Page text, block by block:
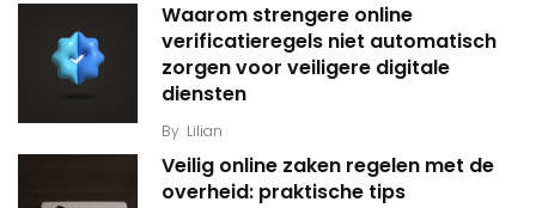
Waarom strengere online
verificatieregels niet automatisch
zorgen voor veiligere digitale
diensten
By Lilian
Veilig online zaken regelen met de
overheid: praktische tips